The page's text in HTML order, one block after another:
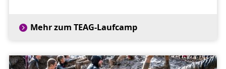
Mehr zum TEAG-Laufcamp